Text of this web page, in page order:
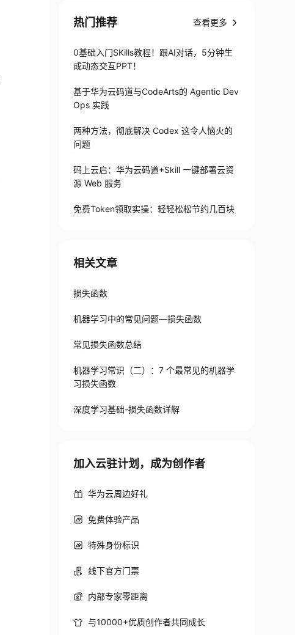
热门推荐 查看更多
0基础入门SKills教程！跟AI对话，5分钟生
成动态交互PPT！
基于华为云码道与CodeArts的 Agentic Dev
Ops 实践
两种方法，彻底解决 Codex 这令人恼火的
问题
码上云启：华为云码道+Skill 一键部署云资
源 Web 服务
免费Token领取实操：轻轻松松节约几百块
相关文章
损失函数
机器学习中的常见问题—损失函数
常见损失函数总结
机器学习常识（二）：7 个最常见的机器学
习损失函数
深度学习基础-损失函数详解
加入云驻计划，成为创作者
华为云周边好礼
免费体验产品
特殊身份标识
线下官方门票
内部专家零距离
与10000+优质创作者共同成长